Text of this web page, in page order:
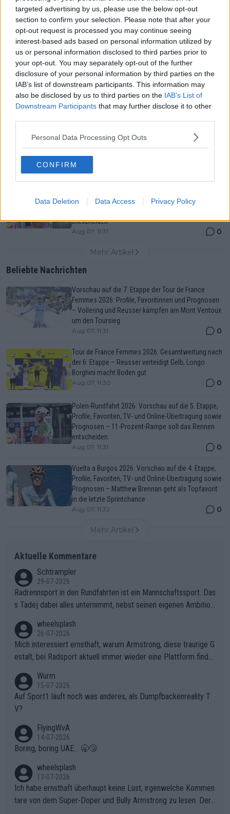
targeted advertising by us, please use the below opt-out
section to confirm your selection. Please note that after your
opt-out request is processed you may continue seeing
interest-based ads based on personal information utilized by
us or personal information disclosed to third parties prior to
your opt-out. You may separately opt-out of the further
disclosure of your personal information by third parties on the
IAB’s list of downstream participants. This information may
also be disclosed by us to third parties on the IAB’s List of
Downstream Participants that may further disclose it to other
Personal Data Processing Opt Outs
CONFIRM
Data Deletion Data Access Privacy Policy
Gesucht: Redakteur für Radsportaktuell.de
Aug 07, 14:06
Keine Radsportnachricht mehr verpassen – Folge
RadsportAktuell bei Google!
Aug 07, 12:06
Profile, Favoriten, TV- und Online-Übertragung sowie
Prognosen – Matthew Brennan geht als Topfavorit
in die letzte Sprintchance
Aug 07, 11:32
Profile, Favoriten, TV- und Online-Übertragung sowie
entscheiden
Aug 07, 11:31 0
Mehr Artikel
Beliebte Nachrichten
Vorschau auf die 7. Etappe der Tour de France
Femmes 2026: Profile, Favoritinnen und Prognosen
– Vollering und Reusser kämpfen am Mont Ventoux
um den Toursieg
Aug 07, 11:31 0
Tour de France Femmes 2026: Gesamtwertung nach
der 6. Etappe – Reusser verteidigt Gelb, Longo
Borghini macht Boden gut
Aug 07, 11:30 0
Polen-Rundfahrt 2026: Vorschau auf die 5. Etappe,
Profile, Favoriten, TV- und Online-Übertragung sowie
Prognosen – 11-Prozent-Rampe soll das Rennen
entscheiden
Aug 07, 11:31 0
Vuelta a Burgos 2026: Vorschau auf die 4. Etappe,
Profile, Favoriten, TV- und Online-Übertragung sowie
Prognosen – Matthew Brennan geht als Topfavorit
in die letzte Sprintchance
Aug 07, 11:32 0
Mehr Artikel
Aktuelle Kommentare
Schtrampler
29-07-2026
Radrennsport in den Rundfahrten ist ein Mannschaftssport. Das
s Tadej dabei alles unternimmt, nebst seinen eigenen Ambition
ganze Team auch mental stark zu machen und konkret am Erf
olg teilzuhaben, ist ihm ganz hoch anzurechnen. Das ist ein Zei
chen weit über den Radsport hinaus.
wheelsplash
26-07-2026
Mich interessiert ernsthaft, warum Armstrong, diese traurige G
estalt, bei Radsport aktuell immer wieder eine Plattform finde
Wurm
15-07-2026
Auf Sport1 läuft noch was anderes, als Dumpfbackenreality T
V?
FlyingWvA
14-07-2026
Boring, boring UAE... 🥱😴
wheelsplash
13-07-2026
Ich habe ernsthaft überhaupt keine Lust, irgenwelche Kommen
tare von dem Super-Doper und Bully Armstrong zu lesen. Der